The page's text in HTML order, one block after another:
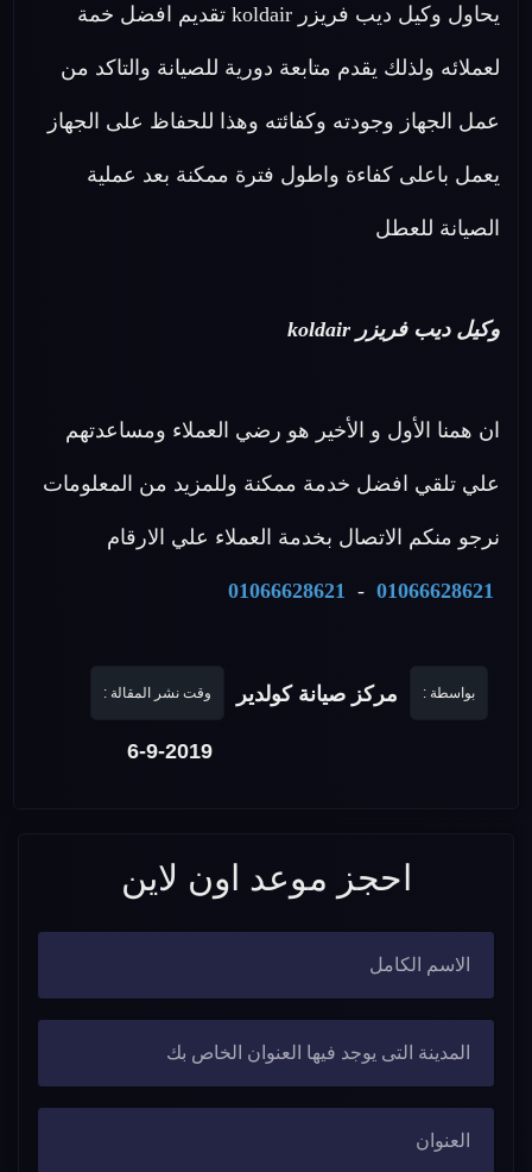
يحاول وكيل ديب فريزر koldair تقديم افضل خمة
لعملائه ولذلك يقدم متابعة دورية للصيانة والتاكد من
عمل الجهاز وجودته وكفائته وهذا للحفاظ على الجهاز
يعمل باعلى كفاءة واطول فترة ممكنة بعد عملية
الصيانة للعطل
وكيل ديب فريزر koldair
ان همنا الأول و الأخير هو رضي العملاء ومساعدتهم
علي تلقي افضل خدمة ممكنة وللمزيد من المعلومات
نرجو منكم الاتصال بخدمة العملاء علي الارقام
01066628621
-
01066628621
بواسطة : مركز صيانة كولدير وقت نشر المقالة :
6-9-2019
احجز موعد اون لاين